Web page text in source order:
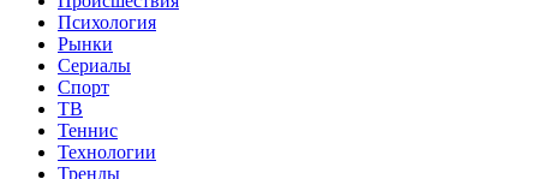
Психология
Рынки
Сериалы
Спорт
ТВ
Теннис
Технологии
Тренды